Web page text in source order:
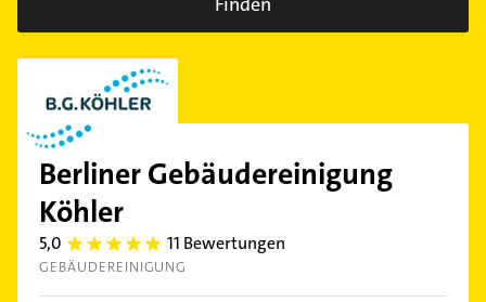
Berliner Gebäudereinigung
Köhler
5,0 5.0 11 Bewertungen
GEBÄUDEREINIGUNG